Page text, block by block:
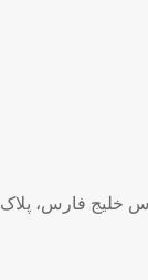
پلاک ۱۳۲، واحد ۱۰۱